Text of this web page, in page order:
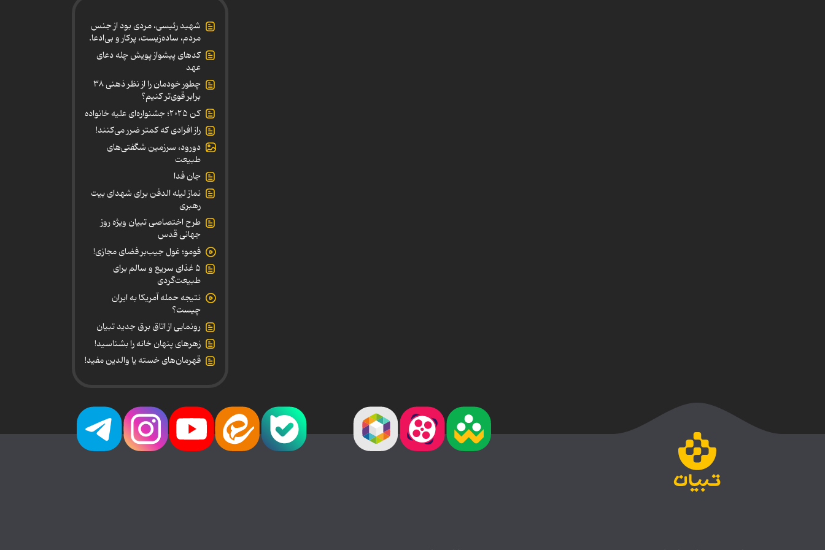
شهید رئیسی، مردی بود از جنس
مردم، ساده‌زیست، پرکار و بی‌ادعا.
کدهای پیشواز پویش چله دعای
عهد
چطور خودمان را از نظر ذهنی ۳۸
برابر قوی‌تر کنیم؟
کن ۲۰۲۵؛ جشنواره‌ای علیه خانواده
راز افرادی که کمتر ضرر می‌کنند!
دورود، سرزمین شگفتی‌های
طبیعت
جان فدا
نماز لیله الدفن برای شهدای بیت
رهبری
طرح اختصاصی تبیان ویژه روز
جهانی قدس
فومو؛ غول جیب‌بر فضای مجازی!
۵ غذای سریع و سالم برای
طبیعت‌گردی
نتیجه حمله آمریکا به ایران
چیست؟
رونمایی از اتاق برق جدید تبیان
زهرهای پنهان خانه را بشناسید!
قهرمان‌های خسته یا والدین مفید!